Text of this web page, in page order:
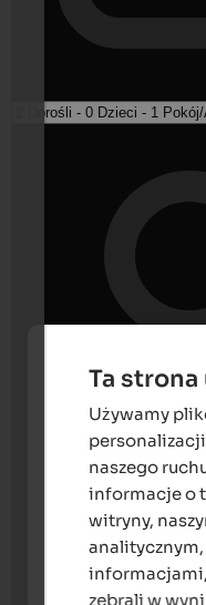
Ta
Używamy
naszego
informacje o
witryny,
analitycznym,
informacjami,
zebrali w